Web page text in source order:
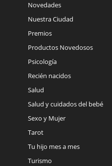
Novedades
Nuestra Ciudad
Premios
Productos Novedosos
Psicología
Recién nacidos
Salud
Salud y cuidados del bebé
Sexo y Mujer
Tarot
Tu hijo mes a mes
Turismo